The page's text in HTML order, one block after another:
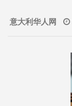
意大利华人网